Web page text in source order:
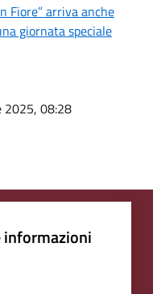
Fiore” arriva anche
giornata speciale
2025, 08:28
informazioni